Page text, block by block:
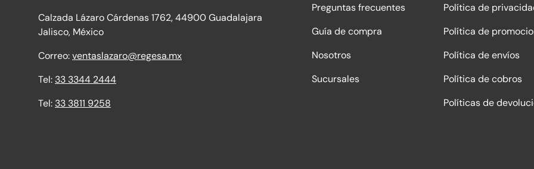
Calzada Lázaro Cárdenas 1762, 44900 Guadalajara
Jalisco, México
Correo:ventaslazaro@regesa.mx
Tel: 33 3344 2444
Tel: 33 3811 9258
Preguntas frecuentes
Guía de compra
Nosotros
Sucursales
Política de
Política de
Política de envíos
Política de cobros
Políticas de